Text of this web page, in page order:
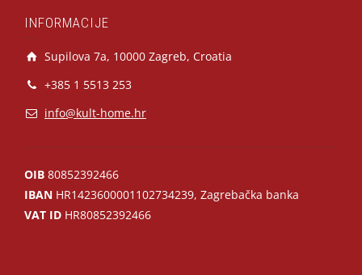
INFORMACIJE
Supilova 7a, 10000 Zagreb, Croatia
+385 1 5513 253
info@kult-home.hr
OIB 80852392466
IBAN HR1423600001102734239, Zagrebačka banka
VAT ID HR80852392466